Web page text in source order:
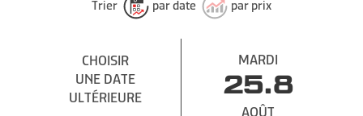
Trier par date par prix
CHOISIR
UNE DATE
ULTÉRIEURE
MARDI
25.8
AOÛT